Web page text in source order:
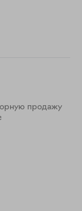
продажу